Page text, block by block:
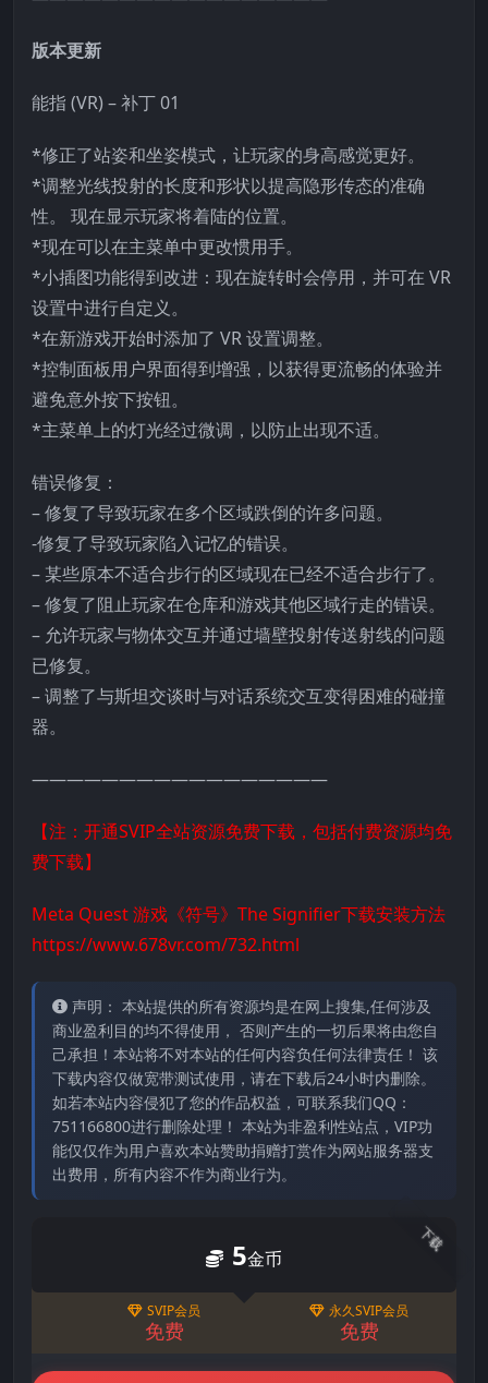
版本更新
能指 (VR) – 补丁 01
*修正了站姿和坐姿模式，让玩家的身高感觉更好。
*调整光线投射的长度和形状以提高隐形传态的准确
性。 现在显示玩家将着陆的位置。
*现在可以在主菜单中更改惯用手。
*小插图功能得到改进：现在旋转时会停用，并可在 VR
设置中进行自定义。
*在新游戏开始时添加了 VR 设置调整。
*控制面板用户界面得到增强，以获得更流畅的体验并
避免意外按下按钮。
*主菜单上的灯光经过微调，以防止出现不适。
错误修复：
– 修复了导致玩家在多个区域跌倒的许多问题。
-修复了导致玩家陷入记忆的错误。
– 某些原本不适合步行的区域现在已经不适合步行了。
– 修复了阻止玩家在仓库和游戏其他区域行走的错误。
– 允许玩家与物体交互并通过墙壁投射传送射线的问题
已修复。
– 调整了与斯坦交谈时与对话系统交互变得困难的碰撞
器。
—————————————————
【注：开通SVIP全站资源免费下载，包括付费资源均免
费下载】
Meta Quest 游戏《符号》The Signifier下载安装方法
https://www.678vr.com/732.html
声明： 本站提供的所有资源均是在网上搜集,任何涉及
商业盈利目的均不得使用， 否则产生的一切后果将由您自
己承担！本站将不对本站的任何内容负任何法律责任！ 该
下载内容仅做宽带测试使用，请在下载后24小时内删除。
如若本站内容侵犯了您的作品权益，可联系我们QQ：
751166800进行删除处理！ 本站为非盈利性站点，VIP功
能仅仅作为用户喜欢本站赞助捐赠打赏作为网站服务器支
出费用，所有内容不作为商业行为。
下载
5金币
SVIP会员
免费
永久SVIP会员
免费